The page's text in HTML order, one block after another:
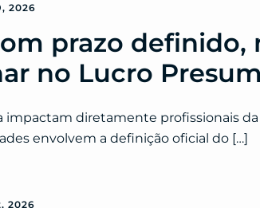
2026
prazo definido,
no Lucro
impactam diretamente profissionais da
envolvem a definição oficial do […]
2026